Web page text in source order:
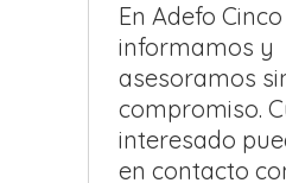
En Adefo
informamos y
asesoramos
compromiso.
interesado
en contacto